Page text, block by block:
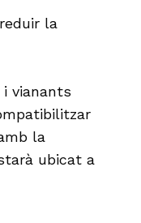
la
vianants
la
ubicat a